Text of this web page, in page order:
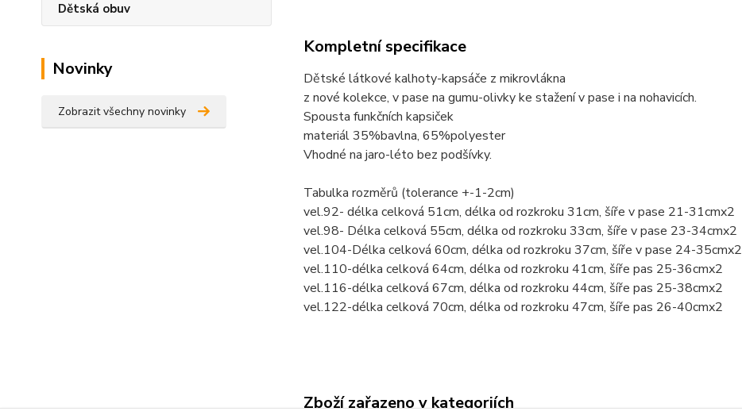
Dětská obuv
Novinky
Zobrazit všechny novinky
Kompletní specifikace
Dětské látkové kalhoty-kapsáče z mikrovlákna
z nové kolekce, v pase na gumu-olivky ke stažení v pase i na nohavicích.
Spousta funkčních kapsiček
materiál 35%bavlna, 65%polyester
Vhodné na jaro-léto bez podšívky.
Tabulka rozměrů (tolerance +-1-2cm)
vel.92- délka celková 51cm, délka od rozkroku 31cm, šíře v pase 21-31cmx2
vel.98- Délka celková 55cm, délka od rozkroku 33cm, šíře v pase 23-34cmx2
vel.104-Délka celková 60cm, délka od rozkroku 37cm, šíře v pase 24-35cmx2
vel.110-délka celková 64cm, délka od rozkroku 41cm, šíře pas 25-36cmx2
vel.116-délka celková 67cm, délka od rozkroku 44cm, šíře pas 25-38cmx2
vel.122-délka celková 70cm, délka od rozkroku 47cm, šíře pas 26-40cmx2
Zboží zařazeno v kategoriích